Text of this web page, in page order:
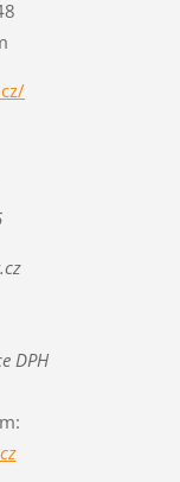
DPH